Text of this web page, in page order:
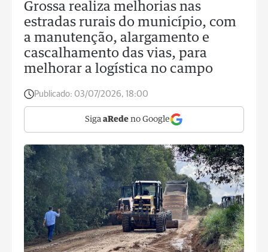
Grossa realiza melhorias nas
estradas rurais do município, com
a manutenção, alargamento e
cascalhamento das vias, para
melhorar a logística no campo
Publicado: 03/07/2026, 18:00
Siga aRede no Google